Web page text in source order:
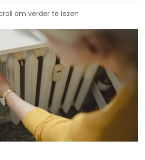
om verder te lezen